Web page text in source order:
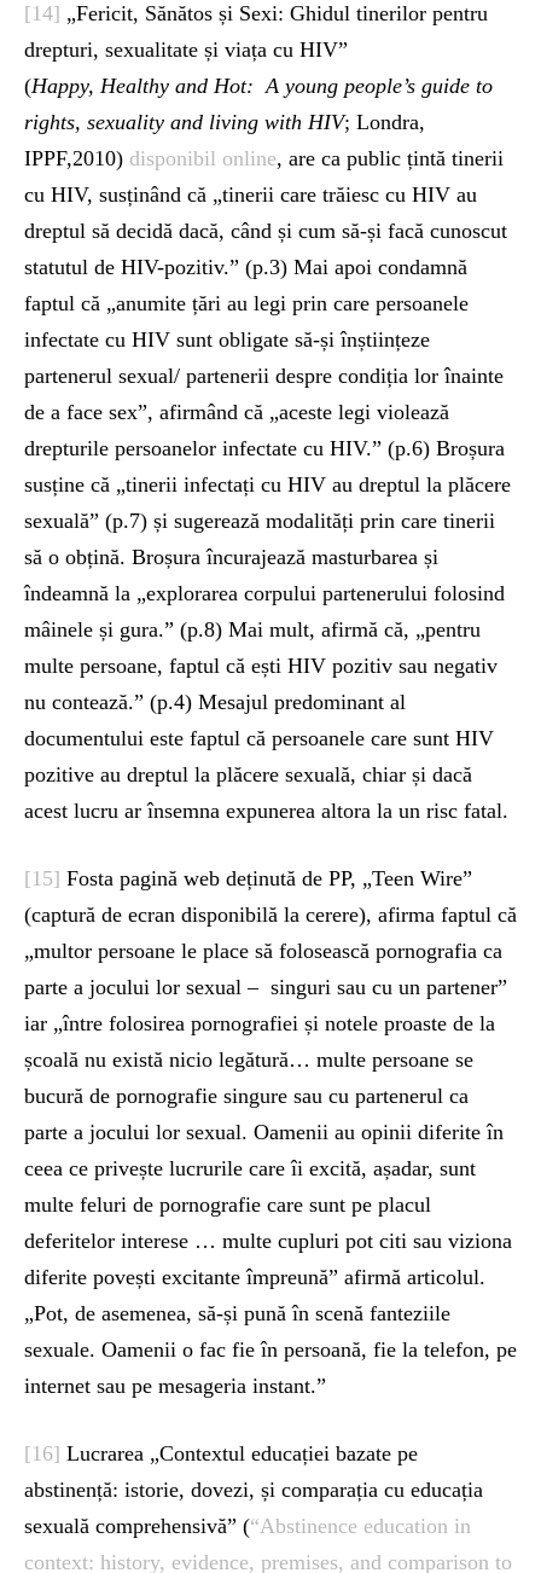
[14] „Fericit, Sănătos și Sexi: Ghidul tinerilor pentru
drepturi, sexualitate și viața cu HIV”
(Happy, Healthy and Hot: A young people’s guide to
rights, sexuality and living with HIV; Londra,
IPPF,2010) disponibil online, are ca public țintă tinerii
cu HIV, susținând că „tinerii care trăiesc cu HIV au
dreptul să decidă dacă, când și cum să-și facă cunoscut
statutul de HIV-pozitiv.” (p.3) Mai apoi condamnă
faptul că „anumite țări au legi prin care persoanele
infectate cu HIV sunt obligate să-și înștiințeze
partenerul sexual/ partenerii despre condiția lor înainte
de a face sex”, afirmând că „aceste legi violează
drepturile persoanelor infectate cu HIV.” (p.6) Broșura
susține că „tinerii infectați cu HIV au dreptul la plăcere
sexuală” (p.7) și sugerează modalități prin care tinerii
să o obțină. Broșura încurajează masturbarea și
îndeamnă la „explorarea corpului partenerului folosind
mâinele și gura.” (p.8) Mai mult, afirmă că, „pentru
multe persoane, faptul că ești HIV pozitiv sau negativ
nu contează.” (p.4) Mesajul predominant al
documentului este faptul că persoanele care sunt HIV
pozitive au dreptul la plăcere sexuală, chiar și dacă
acest lucru ar însemna expunerea altora la un risc fatal.
[15] Fosta pagină web deținută de PP, „Teen Wire”
(captură de ecran disponibilă la cerere), afirma faptul că
„multor persoane le place să folosească pornografia ca
parte a jocului lor sexual – singuri sau cu un partener”
iar „între folosirea pornografiei și notele proaste de la
școală nu există nicio legătură… multe persoane se
bucură de pornografie singure sau cu partenerul ca
parte a jocului lor sexual. Oamenii au opinii diferite în
ceea ce privește lucrurile care îi excită, așadar, sunt
multe feluri de pornografie care sunt pe placul
deferitelor interese … multe cupluri pot citi sau viziona
diferite povești excitante împreună” afirmă articolul.
„Pot, de asemenea, să-și pună în scenă fanteziile
sexuale. Oamenii o fac fie în persoană, fie la telefon, pe
internet sau pe mesageria instant.”
[16] Lucrarea „Contextul educației bazate pe
abstinență: istorie, dovezi, și comparația cu educația
sexuală comprehensivă” (“Abstinence education in
context: history, evidence, premises, and comparison to